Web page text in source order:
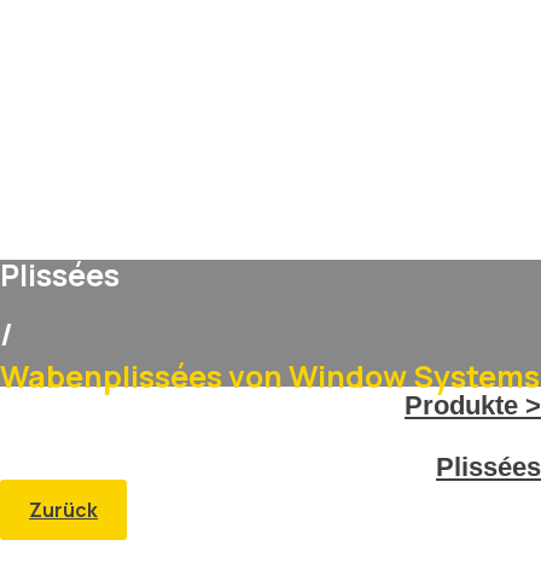
Plissées
/
Wabenplissées von Window Systems
Produkte >
Plissées
Zurück